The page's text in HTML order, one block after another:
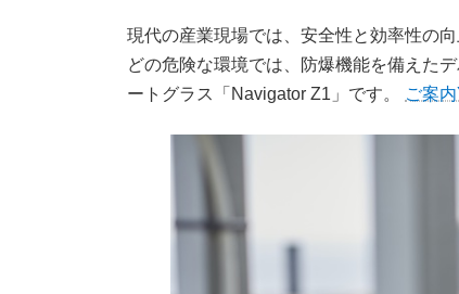
現代の産業現場では、安全性と効率性の
どの危険な環境では、防爆機能を備えた
ートグラス「Navigator Z1」です。
ご案